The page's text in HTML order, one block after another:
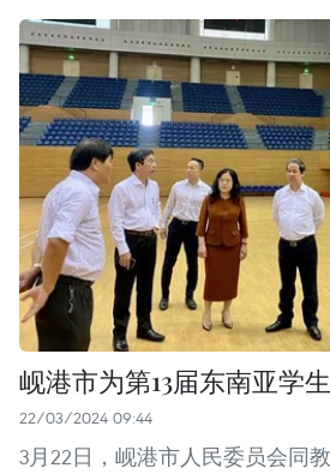
岘港市为第13届东南亚学
22/03/2024 09:44
3月22日，岘港市人民委员会同